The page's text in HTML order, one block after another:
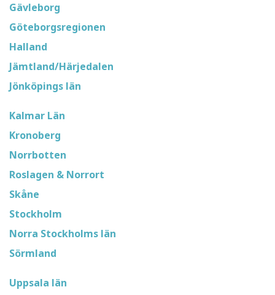
Gävleborg
Göteborgsregionen
Halland
Jämtland/Härjedalen
Jönköpings län
Kalmar Län
Kronoberg
Norrbotten
Roslagen & Norrort
Skåne
Stockholm
Norra Stockholms län
Sörmland
Uppsala län